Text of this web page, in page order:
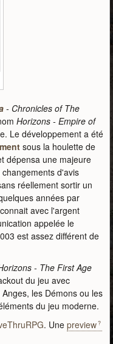
- Chronicles of The
Horizons - Empire of
Le développement a été
sous la houlette de
dépensa une majeure
d'avis
réellement sortir un
années par
avec l'argent
appelée le
est assez différent de
- The First Age
du jeu avec
les Démons ou les
du jeu moderne.
. Une preview